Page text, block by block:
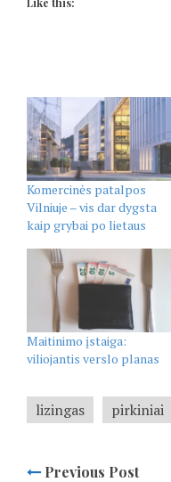
Like this:
Komercinės patalpos
Vilniuje – vis dar dygsta
kaip grybai po lietaus
Maitinimo įstaiga:
viliojantis verslo planas
lizingas pirkiniai
Previous Post